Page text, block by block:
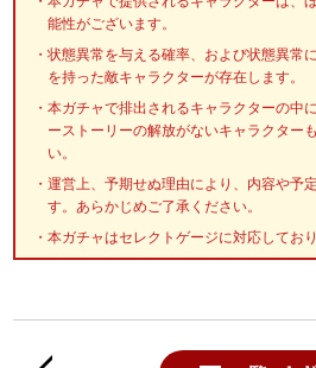
能性がございます。
状態異常を与える確率、および状態異常
を持った敵キャラクターが存在します。
本ガチャで排出されるキャラクターの中
ーストーリーの解放がないキャラクター
い。
運営上、予期せぬ理由により、内容や予
す。あらかじめご了承ください。
本ガチャはセレクトゲージに対応しており